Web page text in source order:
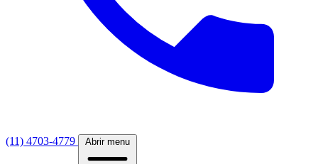
(11) 4703-4779 Abrir menu